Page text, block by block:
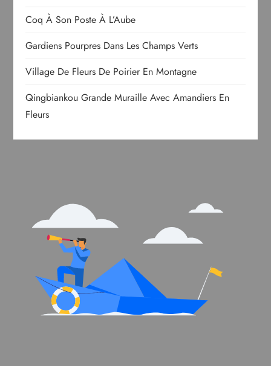
Coq À Son Poste À L’Aube
Gardiens Pourpres Dans Les Champs Verts
Village De Fleurs De Poirier En Montagne
Qingbiankou Grande Muraille Avec Amandiers En
Fleurs